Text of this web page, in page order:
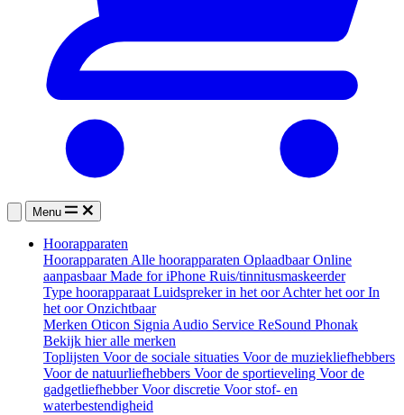
Menu
Hoorapparaten
Hoorapparaten Alle hoorapparaten OplaadbaarOnline
aanpasbaarMade for iPhone Ruis/tinnitusmaskeerder
Type hoorapparaat Luidspreker in het oorAchter het oorIn
het oorOnzichtbaar
Merken Oticon Signia Audio Service ReSound Phonak
Bekijk hier alle merken
Toplijsten Voor de sociale situaties Voor de muziekliefhebbers
Voor de natuurliefhebbers Voor de sportieveling Voor de
gadgetliefhebberVoor discretie Voor stof- en
waterbestendigheid